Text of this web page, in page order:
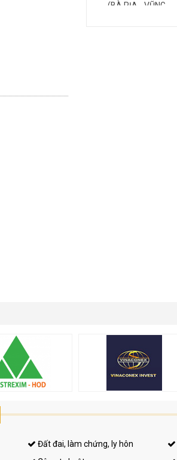
(BÀ RỊA - VŨNG...
Đất đai, làm chứng, ly hôn